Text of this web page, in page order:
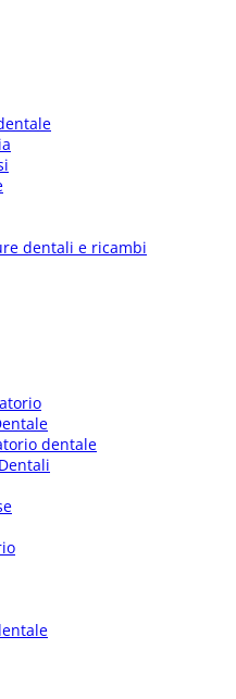
dentali e ricambi
dentale